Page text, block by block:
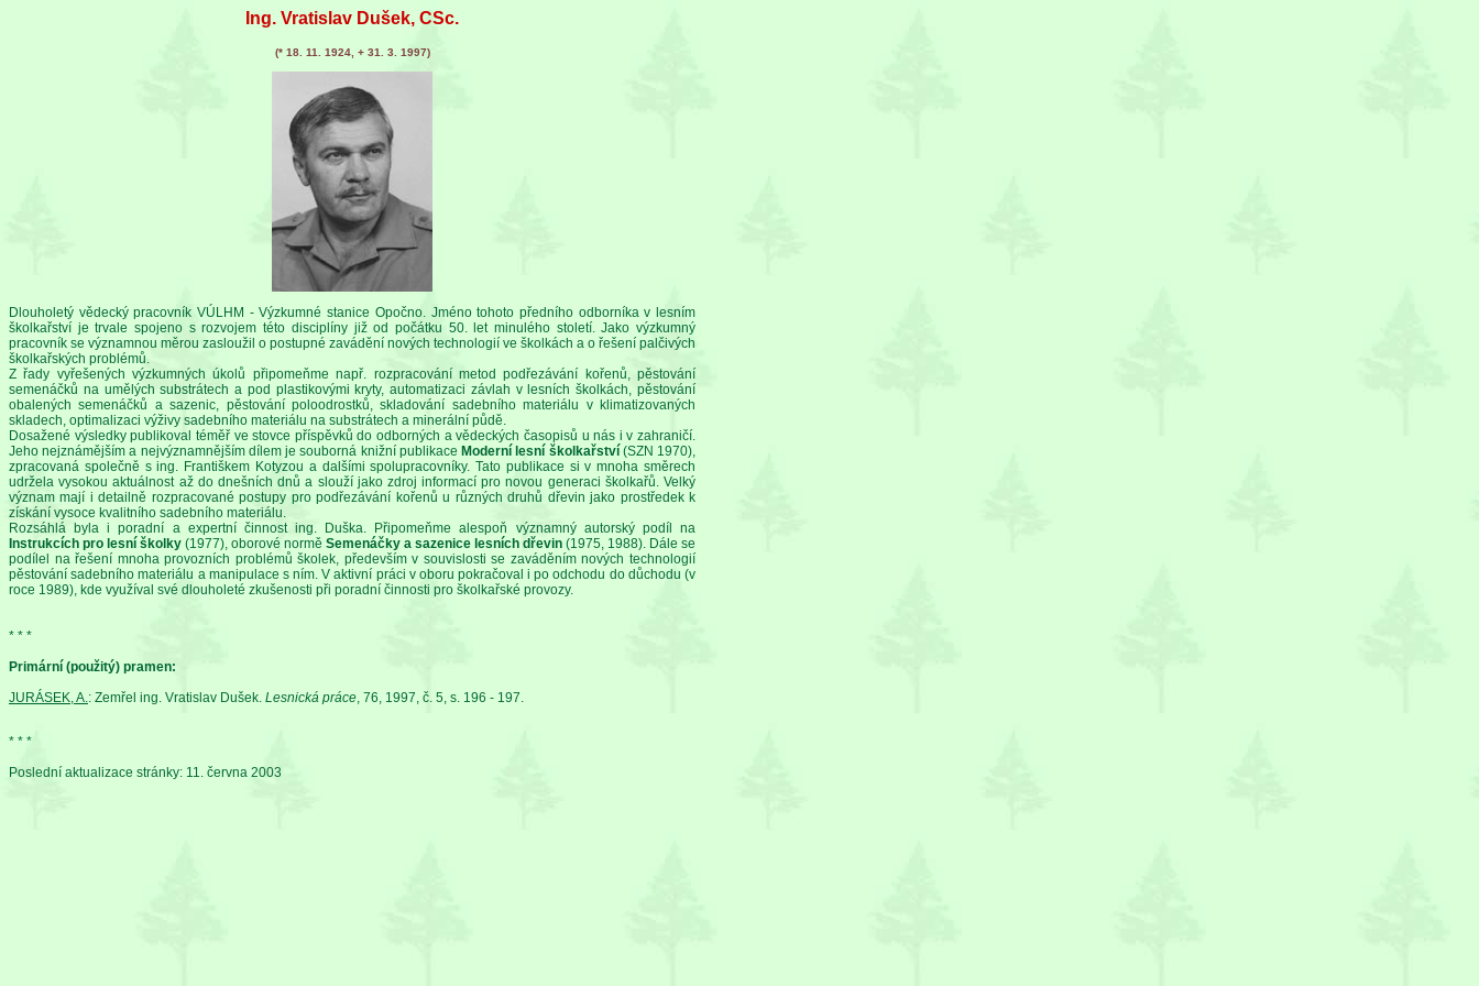
Ing. Vratislav Dušek, CSc.
(* 18. 11. 1924, + 31. 3. 1997)
Dlouholetý vědecký pracovník VÚLHM - Výzkumné stanice Opočno. Jméno tohoto předního odborníka v lesním
školkařství je trvale spojeno s rozvojem této disciplíny již od počátku 50. let minulého století. Jako výzkumný
pracovník se významnou měrou zasloužil o postupné zavádění nových technologií ve školkách a o řešení palčivých
školkařských problémů.
Z řady vyřešených výzkumných úkolů připomeňme např. rozpracování metod podřezávání kořenů, pěstování
semenáčků na umělých substrátech a pod plastikovými kryty, automatizaci závlah v lesních školkách, pěstování
obalených semenáčků a sazenic, pěstování poloodrostků, skladování sadebního materiálu v klimatizovaných
skladech, optimalizaci výživy sadebního materiálu na substrátech a minerální půdě.
Dosažené výsledky publikoval téměř ve stovce příspěvků do odborných a vědeckých časopisů u nás i v zahraničí.
Jeho nejznámějším a nejvýznamnějším dílem je souborná knižní publikace Moderní lesní školkařství(SZN 1970),
zpracovaná společně s ing. Františkem Kotyzou a dalšími spolupracovníky. Tato publikace si v mnoha směrech
udržela vysokou aktuálnost až do dnešních dnů a slouží jako zdroj informací pro novou generaci školkařů. Velký
význam mají i detailně rozpracované postupy pro podřezávání kořenů u různých druhů dřevin jako prostředek k
získání vysoce kvalitního sadebního materiálu.
Rozsáhlá byla i poradní a expertní činnost ing. Duška. Připomeňme alespoň významný autorský podíl na
Instrukcích pro lesní školky (1977), oborové normě Semenáčky a sazenice lesních dřevin (1975, 1988). Dále se
podílel na řešení mnoha provozních problémů školek, především v souvislosti se zaváděním nových technologií
pěstování sadebního materiálu a manipulace s ním. V aktivní práci v oboru pokračoval i po odchodu do důchodu (v
roce 1989), kde využíval své dlouholeté zkušenosti při poradní činnosti pro školkařské provozy.
* * *
Primární (použitý) pramen:
JURÁSEK, A.: Zemřel ing. Vratislav Dušek. Lesnická práce, 76, 1997, č. 5, s. 196 - 197.
* * *
Poslední aktualizace stránky: 11. června 2003